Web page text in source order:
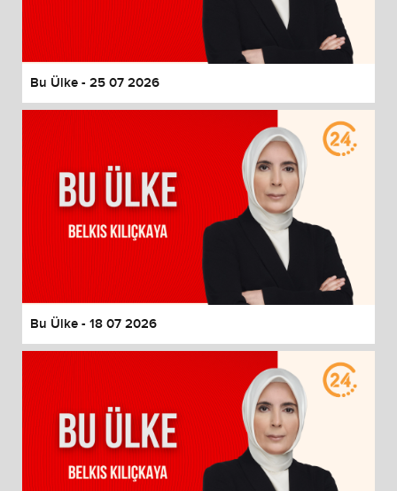
End of dialog window.
Bu Ülke - 25 07 2026
Bu Ülke - 18 07 2026